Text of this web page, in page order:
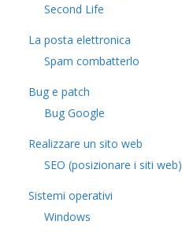
​Second Life
La posta elettronica
Spam combatterlo
Bug e patch
Bug Google
Realizzare un sito web
SEO (posizionare i siti web)
Sistemi operativi
Windows